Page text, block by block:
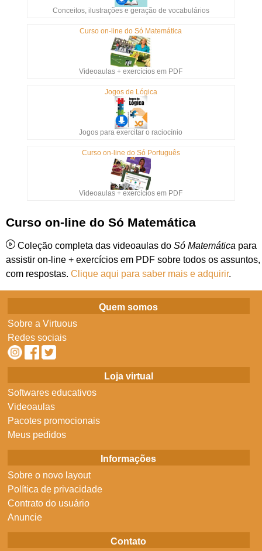
Conceitos, ilustrações e geração de vocabulários
Curso on-line do Só Matemática
Videoaulas + exercícios em PDF
Jogos de Lógica
Jogos para exercitar o raciocínio
Curso on-line do Só Português
Videoaulas + exercícios em PDF
Curso on-line do Só Matemática
Coleção completa das videoaulas do Só Matemática para
assistir on-line + exercícios em PDF sobre todos os assuntos,
com respostas. Clique aqui para saber mais e adquirir.
Quem somos
Sobre a Virtuous
Redes sociais
Loja virtual
Softwares educativos
Videoaulas
Pacotes promocionais
Meus pedidos
Informações
Sobre o novo layout
Política de privacidade
Contrato do usuário
Anuncie
Contato